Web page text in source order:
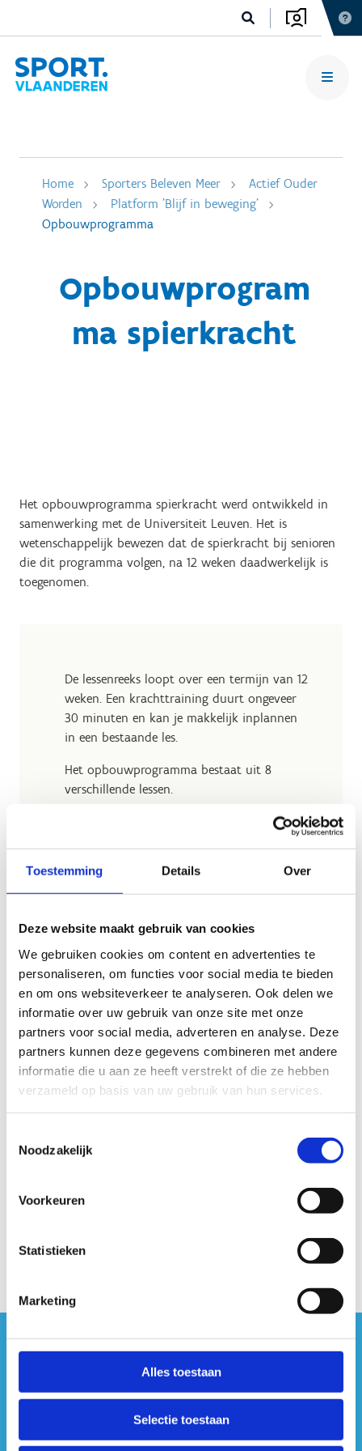
Toestemming Details Over
Deze website maakt gebruik van cookies
We gebruiken cookies om content en advertenties te
personaliseren, om functies voor social media te bieden
en om ons websiteverkeer te analyseren. Ook delen we
informatie over uw gebruik van onze site met onze
partners voor social media, adverteren en analyse. Deze
partners kunnen deze gegevens combineren met andere
informatie die u aan ze heeft verstrekt of die ze hebben
verzameld op basis van uw gebruik van hun services.
Noodzakelijk
Voorkeuren
Statistieken
Marketing
Alles toestaan
Selectie toestaan
Home Sporters Beleven Meer
Actief Ouder
Worden
Platform 'Blijf in beweging'
Opbouwprogramma
Opbouwprogram
ma spierkracht
Het opbouwprogramma spierkracht werd ontwikkeld in
samenwerking met de Universiteit Leuven. Het is
wetenschappelijk bewezen dat de spierkracht bij senioren
die dit programma volgen, na 12 weken daadwerkelijk is
toegenomen.
De lessenreeks loopt over een termijn van 12
weken. Een krachttraining duurt ongeveer
30 minuten en kan je makkelijk inplannen
in een bestaande les.
Het opbouwprogramma bestaat uit 8
verschillende lessen.
Het is de bedoeling dat je het programma
1
Tips voor trainers
2
Spel- en oefenvormen
3
Alternatief oefenprogramma
4
Aanleren nieuwe krachtoefening
#sportersbelevenmeer
ook op sociale media